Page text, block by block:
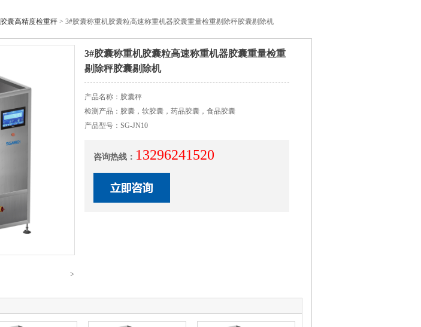
胶囊高精度检重秤 > 3#胶囊称重机胶囊粒高速称重机器胶囊重量检重剔除秤胶囊剔除机
>
3#胶囊称重机胶囊粒高速称重机器胶囊重量检重
剔除秤胶囊剔除机
产品名称：胶囊秤
检测产品：胶囊，软胶囊，药品胶囊，食品胶囊
产品型号：SG-JN10
咨询热线： 13296241520